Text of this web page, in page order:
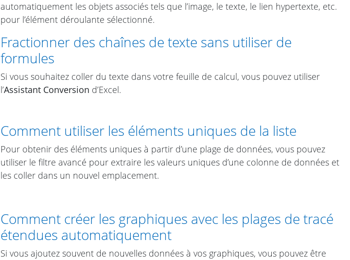
automatiquement les objets associés tels que l’image, le texte, le lien hypertexte, etc.
pour l’élément déroulante sélectionné.
Fractionner des chaînes de texte sans utiliser de
formules
Si vous souhaitez coller du texte dans votre feuille de calcul, vous pouvez utiliser
l’Assistant Conversion d’Excel.
Comment utiliser les éléments uniques de la liste
Pour obtenir des éléments uniques à partir d’une plage de données, vous pouvez
utiliser le filtre avancé pour extraire les valeurs uniques d’une colonne de données et
les coller dans un nouvel emplacement.
Comment créer les graphiques avec les plages de tracé
étendues automatiquement
Si vous ajoutez souvent de nouvelles données à vos graphiques, vous pouvez être